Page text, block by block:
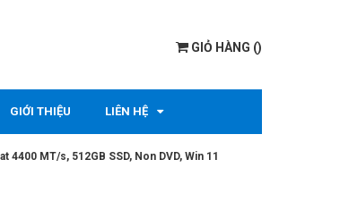
GIỎ HÀNG ()
GIỚI THIỆU LIÊN HỆ
MT/s, 512GB SSD, Non DVD, Win 11